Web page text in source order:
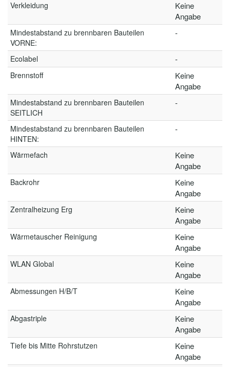
Verkleidung
Keine
Angabe
Mindestabstand zu brennbaren Bauteilen
VORNE:
-
Ecolabel -
Brennstoff
Keine
Angabe
Mindestabstand zu brennbaren Bauteilen
SEITLICH
-
Mindestabstand zu brennbaren Bauteilen
HINTEN:
-
Wärmefach
Keine
Angabe
Backrohr
Keine
Angabe
Zentralheizung Erg
Keine
Angabe
Wärmetauscher Reinigung
Keine
Angabe
WLAN Global
Keine
Angabe
Abmessungen H/B/T
Keine
Angabe
Abgastriple
Keine
Angabe
Tiefe bis Mitte Rohrstutzen
Keine
Angabe